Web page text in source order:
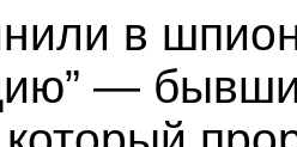
в
—